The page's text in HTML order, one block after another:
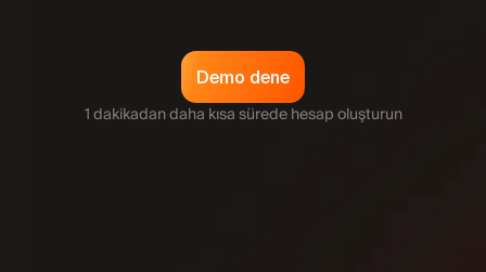
Demo dene
1 dakikadan daha kısa sürede hesap oluşturun